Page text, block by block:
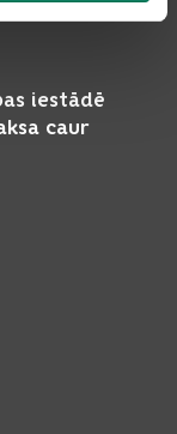
iestādē
caur